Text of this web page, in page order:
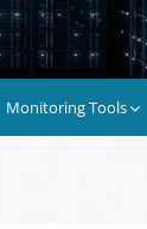
Monitoring Tools